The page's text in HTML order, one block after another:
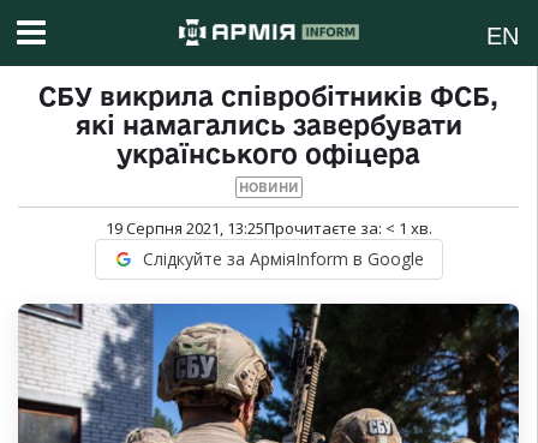
EN
СБУ викрила співробітників ФСБ,
які намагались завербувати
українського офіцера
НОВИНИ
19 Серпня 2021, 13:25Прочитаєте за: < 1 хв.
Слідкуйте за АрміяInform в Google